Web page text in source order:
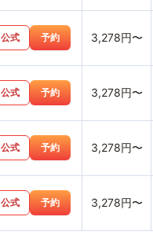
公式 予約 3,278円〜
公式 予約 3,278円〜
公式 予約 3,278円〜
公式 予約 3,278円〜